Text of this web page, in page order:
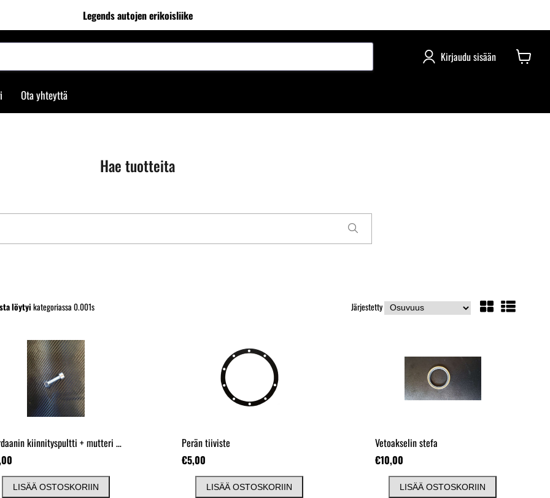
Legends autojen erikoisliike
Kirjaudu sisään
Ota yhteyttä
Hae tuotteita
löytyi kategoriassa 0.001s Järjestetty
Kardaanin kiinnityspultti + mutteri perään
LISÄÄ OSTOSKORIIN
Perän tiiviste
€5,00
LISÄÄ OSTOSKORIIN
Vetoakselin stefa
€10,00
LISÄÄ OSTOSKORIIN